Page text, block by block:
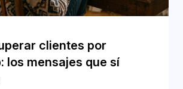
clientes por
los mensajes que sí